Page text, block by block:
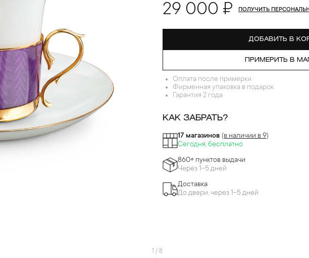
1 / 8
29 000 ₽ ПОЛУЧИТЬ
ДОБАВИТЬ В
ПРИМЕРИТЬ В
Оплата после примерки
Фирменная упаковка в подарок
Гарантия 2 года
КАК ЗАБРАТЬ?
17 магазинов (в наличии в 9)
Сегодня, бесплатно
860+ пунктов выдачи
Через 1-5 дней
Доставка
До двери, через 1-5 дней